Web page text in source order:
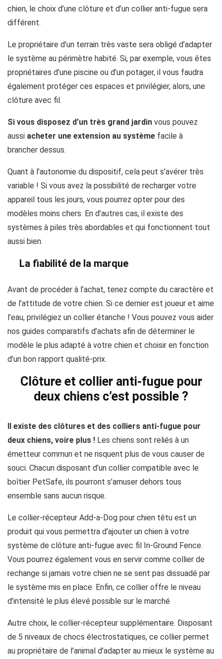
chien, le choix d’une clôture et d’un collier anti-fugue sera
différent.
Le propriétaire d’un terrain très vaste sera obligé d’adapter
le système au périmètre habité. Si, par exemple, vous êtes
propriétaires d’une piscine ou d’un potager, il vous faudra
également protéger ces espaces et privilégier, alors, une
clôture avec fil.
Si vous disposez d’un très grand jardin vous pouvez
aussi acheter une extension au système facile à
brancher dessus.
Quant à l’autonomie du dispositif, cela peut s’avérer très
variable ! Si vous avez la possibilité de recharger votre
appareil tous les jours, vous pourrez opter pour des
modèles moins chers. En d’autres cas, il existe des
systèmes à piles très abordables et qui fonctionnent tout
aussi bien.
La fiabilité de la marque
Avant de procéder à l’achat, tenez compte du caractère et
de l’attitude de votre chien. Si ce dernier est joueur et aime
l’eau, privilégiez un collier étanche ! Vous pouvez vous aider
nos guides comparatifs d’achats afin de déterminer le
modèle le plus adapté à votre chien et choisir en fonction
d’un bon rapport qualité-prix.
Clôture et collier anti-fugue pour
deux chiens c’est possible ?
Il existe des clôtures et des colliers anti-fugue pour
deux chiens, voire plus ! Les chiens sont reliés à un
émetteur commun et ne risquent plus de vous causer de
souci. Chacun disposant d’un collier compatible avec le
boîtier PetSafe, ils pourront s’amuser dehors tous
ensemble sans aucun risque.
Le collier-récepteur Add-a-Dog pour chien têtu est un
produit qui vous permettra d’ajouter un chien à votre
système de clôture anti-fugue avec fil In-Ground Fence.
Vous pourrez également vous en servir comme collier de
rechange si jamais votre chien ne se sent pas dissuadé par
le système mis en place. Enfin, ce collier offre le niveau
d’intensité le plus élevé possible sur le marché
Autre choix, le collier-récepteur supplémentaire. Disposant
de 5 niveaux de chocs électrostatiques, ce collier permet
au propriétaire de l’animal d’adapter au mieux le système au